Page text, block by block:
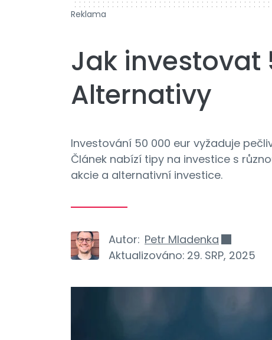
Reklama
Jak investovat
Alternativy
Investování 50 000 eur vyžaduje
Článek nabízí tipy na investice s
akcie a alternativní investice.
Autor: Petr Mladenka
Aktualizováno: 29. SRP, 2025